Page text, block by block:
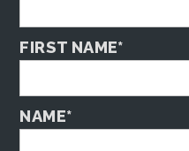
FIRST NAME*
NAME*